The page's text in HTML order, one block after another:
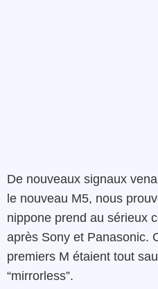
De nouveaux signaux
le nouveau M5, nous
nippone prend au sérieux
après Sony et Panasonic.
premiers M étaient tout
“mirrorless”.